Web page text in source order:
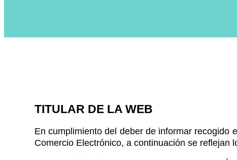
TITULAR DE LA WEB
En cumplimiento del deber de informar recogido
Comercio Electrónico, a continuación se reflejan